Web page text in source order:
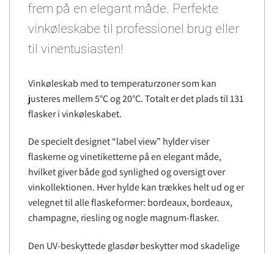
frem på en elegant måde. Perfekte
vinkøleskabe til professionel brug eller
til vinentusiasten!
Vinkøleskab med to temperaturzoner som kan
justeres mellem 5°C og 20°C. Totalt er det plads til 131
flasker i vinkøleskabet.
De specielt designet “label view” hylder viser
flaskerne og vinetiketterne på en elegant måde,
hvilket giver både god synlighed og oversigt over
vinkollektionen. Hver hylde kan trækkes helt ud og er
velegnet til alle flaskeformer: bordeaux, bordeaux,
champagne, riesling og nogle magnum-flasker.
Den UV-beskyttede glasdør beskytter mod skadelige